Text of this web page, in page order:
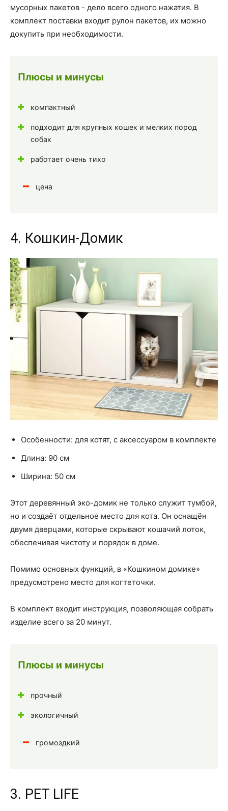
мусорных пакетов - дело всего одного нажатия. В
комплект поставки входит рулон пакетов, их можно
докупить при необходимости.
Плюсы и минусы
компактный
подходит для крупных кошек и мелких пород
собак
работает очень тихо
цена
4. Кошкин-Домик
Особенности: для котят, с аксессуаром в комплекте
Длина: 90 см
Ширина: 50 см
Этот деревянный эко-домик не только служит тумбой,
но и создаёт отдельное место для кота. Он оснащён
двумя дверцами, которые скрывают кошачий лоток,
обеспечивая чистоту и порядок в доме.
Помимо основных функций, в «Кошкином домике»
предусмотрено место для когтеточки.
В комплект входит инструкция, позволяющая собрать
изделие всего за 20 минут.
Плюсы и минусы
прочный
экологичный
громоздкий
3. PET LIFE